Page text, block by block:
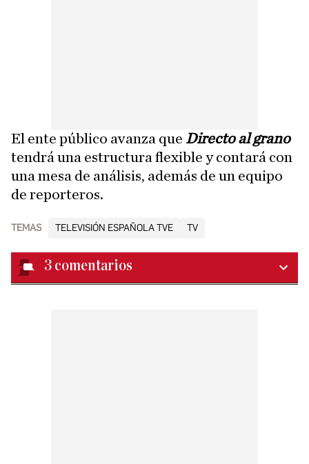
El ente público avanza que Directo al grano
tendrá una estructura flexible y contará con
una mesa de análisis, además de un equipo
de reporteros.
TEMAS TELEVISIÓN ESPAÑOLA TVE TV
3 comentarios